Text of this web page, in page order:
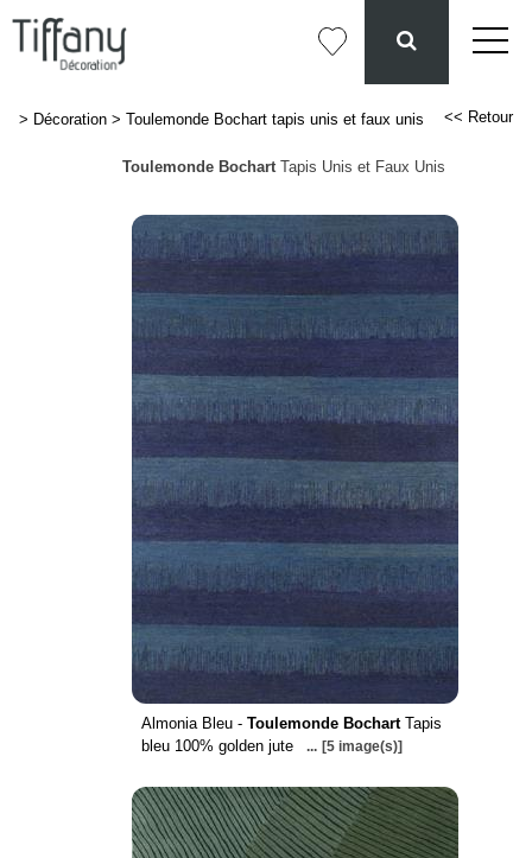
> Décoration > Toulemonde Bochart tapis unis et faux unis << Retour
Toulemonde BochartTapis Unis et Faux Unis
Almonia Bleu - Toulemonde BochartTapis
bleu 100% golden jute
... [5 image(s)]